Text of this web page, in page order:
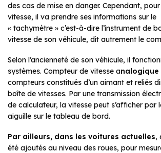
des cas de mise en danger. Cependant,
vitesse, il va prendre ses informations sur le
« tachymètre » c’est-à-dire l’instrument de
vitesse de son véhicule, dit autrement le
Selon l’ancienneté de son véhicule, il
systèmes. Compteur de vitesse a
compteurs constitués d’un aimant et reliés
boîte de vitesses. Par une transmission
de calculateur, la vitesse peut s’afficher par
aiguille sur le tableau de bord.
Par ailleurs, dans les voitures actuelles,
été ajoutés au niveau des roues, pour